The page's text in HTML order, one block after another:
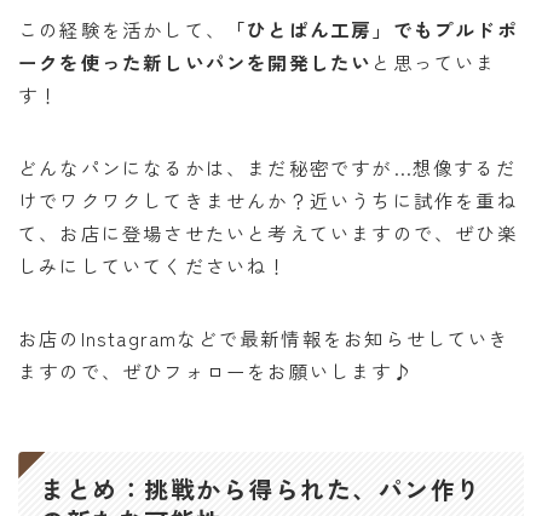
この経験を活かして、
「ひとぱん工房」でもプルドポ
ークを使った新しいパンを開発したい と思っていま
す！
どんなパンになるかは、まだ秘密ですが…想像するだ
けでワクワクしてきませんか？近いうちに試作を重ね
て、お店に登場させたいと考えていますので、ぜひ楽
しみにしていてくださいね！
お店のInstagramなどで最新情報をお知らせしていき
ますので、ぜひフォローをお願いします♪
まとめ：挑戦から得られた、パン作り